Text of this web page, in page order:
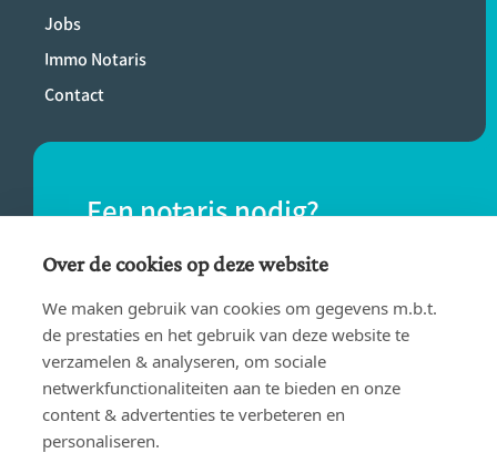
Jobs
Immo Notaris
Contact
Een notaris nodig?
Vind eenvoudig een notaris bij jou in de
buurt.
VIND EEN NOTARIS
Over de cookies op deze website
We maken gebruik van cookies om gegevens m.b.t.
de prestaties en het gebruik van deze website te
verzamelen & analyseren, om sociale
netwerkfunctionaliteiten aan te bieden en onze
content & advertenties te verbeteren en
personaliseren.